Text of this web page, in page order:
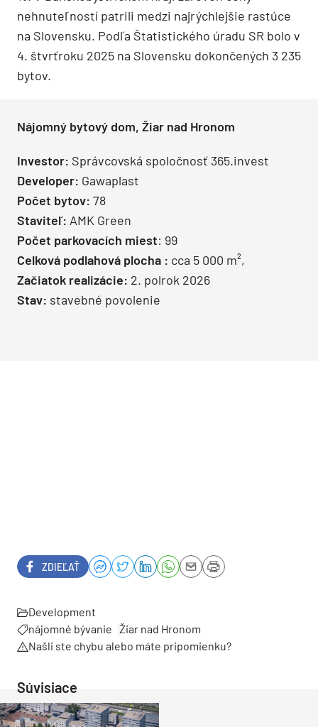
nehnuteľností patrili medzi najrýchlejšie rastúce
na Slovensku. Podľa Štatistického úradu SR bolo v
4. štvrťroku 2025 na Slovensku dokončených 3 235
bytov.
Nájomný bytový dom, Žiar nad Hronom
Investor: Správcovská spoločnosť 365.invest
Developer: Gawaplast
Počet bytov: 78
Staviteľ: AMK Green
Počet parkovacích miest: 99
Celková podlahová plocha : cca 5 000 m²,
Začiatok realizácie: 2. polrok 2026
Stav: stavebné povolenie
ZDIEĽAŤ
Development
nájomné bývanie Žiar nad Hronom
Našli ste chybu alebo máte pripomienku?
Súvisiace